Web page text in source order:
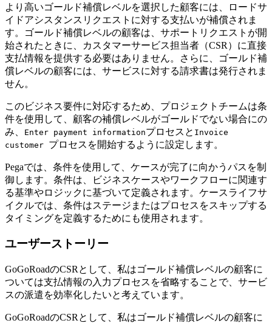
より高いゴールド補償レベルを選択した顧客には、ロードサ
イドアシスタンスリクエストに対する支払いが補償されま
す。ゴールド補償レベルの顧客は、サポートリクエストが開
始されたときに、カスタマーサービス担当者（CSR）に直接
支払情報を提供する必要はありません。さらに、ゴールド補
償レベルの顧客には、サービスに対する請求書は発行されま
せん。
このビジネス要件に対応するため、プロジェクトチームは条
件を使用して、顧客の補償レベルがゴールドでない場合にの
み、
Enter payment informationプロセスと Invoice
customer プロセスを開始するように設定します。
Pegaでは、条件を使用して、ケースが完了に向かうパスを制
御します。条件は、ビジネスケースやワークフローに関連す
る基準やロジックに基づいて定義されます。ケースライフサ
イクルでは、条件はステージまたはプロセスをスキップする
タイミングを定義するためにも使用されます。
ユーザーストーリー
GoGoRoadのCSRとして、私はゴールド補償レベルの顧客に
ついては支払情報の入力プロセスを省略することで、サービ
スの派遣を効率化したいと考えています。
GoGoRoadのCSRとして、私はゴールド補償レベルの顧客に